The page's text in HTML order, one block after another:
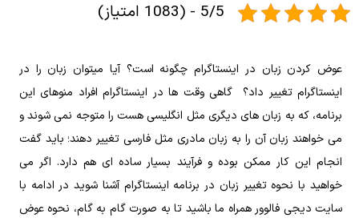
5/5 - (1083 امتیاز)
عوض کردن زبان در اینستاگرام چگونه است؟ آیا میتوان زبان را در
اینستاگرام تغییر داد؟ گاهی وقت ها در اینستاگرام افراد منوهای این
برنامه، که به زبان های دیگری مثل انگلیسی هست را متوجه نمی شوند و
می خواهند زبان آن را به زبان مادری مثل فارسی تغییر دهند؛ باید گفت
انجام این کار ممکن بوده و فرآیند بسیار ساده ای هم دارد. اگر می
خواهید با نحوه تغییر زبان در برنامه اینستاگرام آشنا شوید در ادامه با
سایت دیجی فالوور همراه ما باشید تا به صورت گام به گام، نحوه عوض